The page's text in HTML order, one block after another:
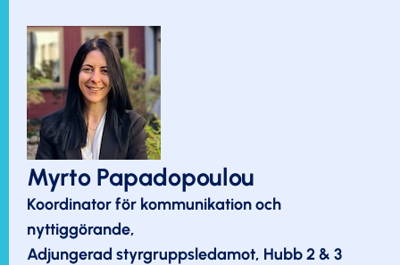
Myrto Papadopoulou
Koordinator för kommunikation och
nyttiggörande,
Adjungerad styrgruppsledamot, Hubb 2 & 3